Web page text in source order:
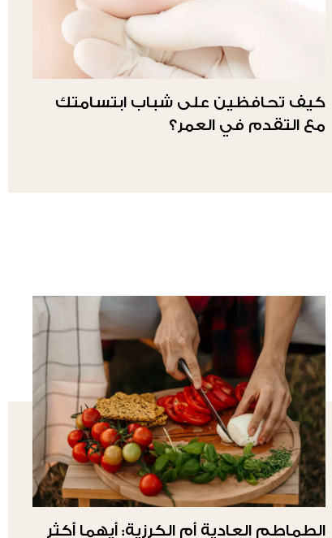
كيف تحافظين على شباب ابتسامتك
مع التقدم في العمر؟
الطماطم العادية أم الكرزية: أيهما أكثر